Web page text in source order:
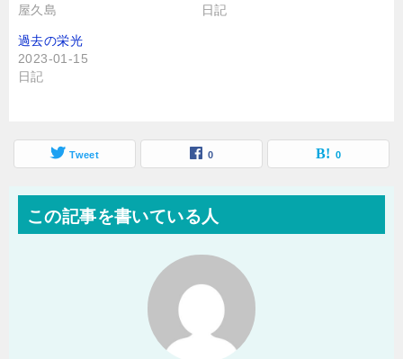
屋久島
日記
過去の栄光
2023-01-15
日記
Tweet 0 0
この記事を書いている人